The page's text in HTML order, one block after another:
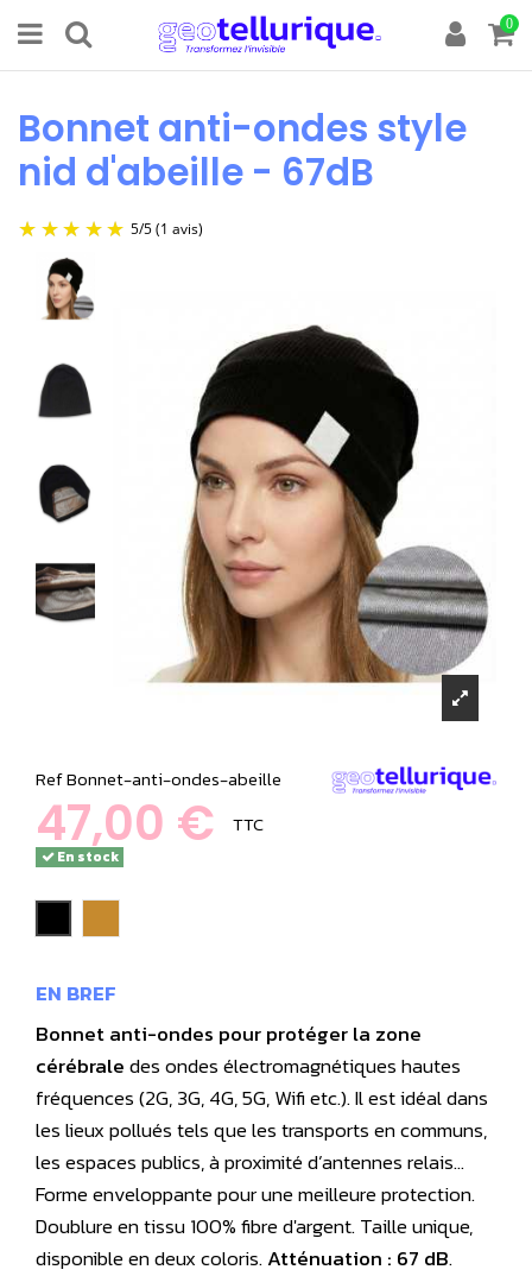
0
Bonnet anti-ondes style
nid d'abeille - 67dB
RefBonnet-anti-ondes-abeille
47,00 € TTC
En stock
EN BREF
Bonnet anti-ondes pour protéger la zone
cérébraledes ondes électromagnétiques hautes
fréquences (2G, 3G, 4G, 5G, Wifi etc.). Il est idéal dans
les lieux pollués tels que les transports en communs,
les espaces publics, à proximité d’antennes relais…
Forme enveloppante pour une meilleure protection.
Doublure en tissu 100% fibre d'argent. Taille unique,
disponible en deux coloris.Atténuation : 67 dB.